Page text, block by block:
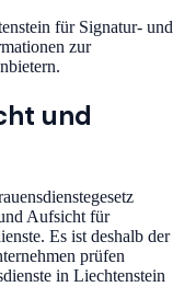
für Signatur- und
zur
und
Aufsicht für
Es ist deshalb der
prüfen
in Liechtenstein